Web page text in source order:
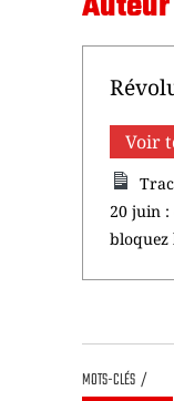
Voir
20 juin :
MOTS-CLÉS